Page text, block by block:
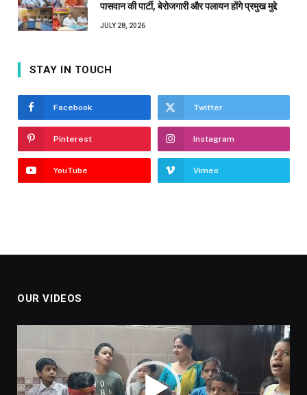
पासवान की पार्टी, बेरोजगारी और पलायन होंगे प्रमुख मुद्दे
JULY 28, 2026
STAY IN TOUCH
Facebook Twitter
Pinterest Instagram
YouTube Vimeo
OUR VIDEOS